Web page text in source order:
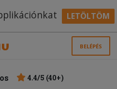
LETÖLTÖM
BELÉPÉS
4.4/5 (40+)